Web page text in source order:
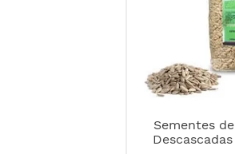
Sementes